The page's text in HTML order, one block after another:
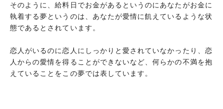
そのように、給料日でお金があるというのにあなたがお金に
執着する夢というのは、あなたが愛情に飢えているような状
態であるとされています。
恋人がいるのに恋人にしっかりと愛されていなかったり、恋
人からの愛情を得ることができないなど、何らかの不満を抱
えていることをこの夢では表しています。